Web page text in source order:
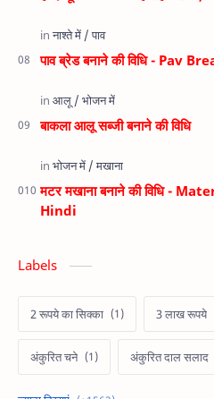
पाव ब्रेड बनाने
बाकला आलू सब्जी बनाने की विधि
मटर मखाना बनाने की विधि -
Hindi
Labels
2 रूपये का सिक्का 3 लाख रूपये
अंकुरित चने अंकुरित दाल सलाद